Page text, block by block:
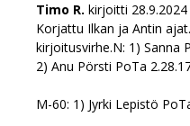
Timo R. kirjoitti 28.9.2024
Korjattu Ilkan ja Antin
kirjoitusvirhe.N: 1) Sanna
2) Anu Pörsti PoTa
M-60: 1) Jyrki Lepistö